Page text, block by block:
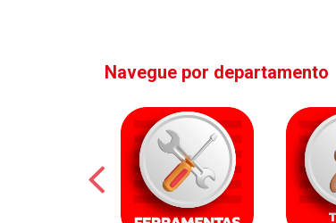
Navegue por departamento